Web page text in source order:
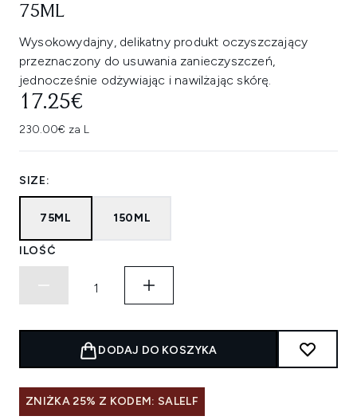
75ML
Wysokowydajny, delikatny produkt oczyszczający
przeznaczony do usuwania zanieczyszczeń,
jednocześnie odżywiając i nawilżając skórę.
17.25€
230.00€ za L
SIZE:
75ML 150ML
ILOŚĆ
DODAJ DO KOSZYKA
ZNIŻKA 25% Z KODEM: SALELF